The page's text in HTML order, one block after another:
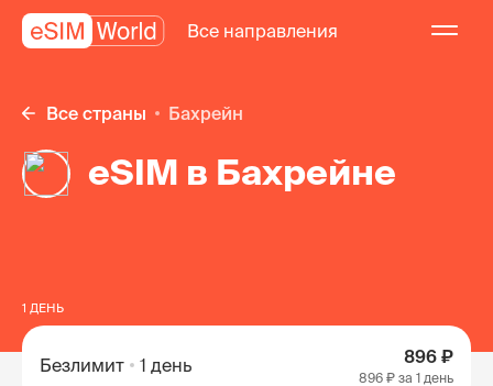
Все направления
Все страны Бахрейн
eSIM в Бахрейне
1 ДЕНЬ
Безлимит 1 день 896 ₽
896 ₽ за 1 день